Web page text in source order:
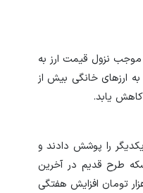
موجب نزول قیمت ارز به
به ارزهای خانگی بیش از
یابد.
را پوشش دادند و
طرح قدیم در آخرین
روز پنجشنبه به ۱۲ میلیون و ۹۵۰ هزار تومان رسید که به طور متوسط ۱۰۰ هزار تومان افزایش هفتگی